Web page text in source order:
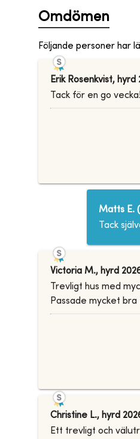
Omdömen
Följande personer har
Erik Rosenkvist, hyrd
Tack för en go vecka!
Matts E.(
Tack
Victoria M., hyrd
Trevligt hus med
Passade mycket
Christine L., hyrd
Ett trevligt och